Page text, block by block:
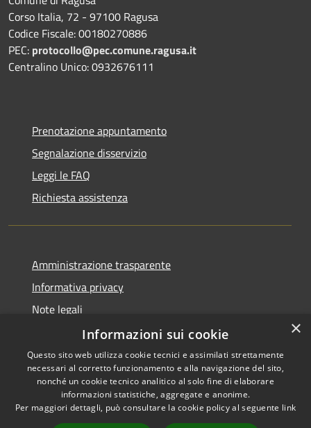
Corso Italia, 72 - 97100 Ragusa
Codice Fiscale: 00180270886
PEC: protocollo@pec.comune.ragusa.it
Centralino Unico: 0932676111
Prenotazione appuntamento
Segnalazione disservizio
Leggi le FAQ
Richiesta assistenza
Amministrazione trasparente
Informativa privacy
Note legali
Dichiarazione di accessibilità
RSS
Accessibility
Copyright © 2026 • Town of
Ragusa • Powered by
×
Informazioni sui cookie
Questo sito web utilizza cookie tecnici e assimilati strettamente
necessari al corretto funzionamento e alla navigazione del sito,
nonché un cookie tecnico analitico al solo fine di elaborare
informazioni statistiche, aggregate e anonime.
Per maggiori dettagli, può consultare la cookie policy al seguente link